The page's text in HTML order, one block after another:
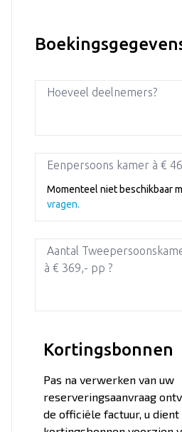
Hoeveel deelnemers?
Eenpersoons kamer à €
Momenteel niet beschikbaar
vragen.
Aantal
à € 369,- pp ?
Kortingsbonnen
Pas na verwerken van uw
reserveringsaanvraag
de officiële factuur, u